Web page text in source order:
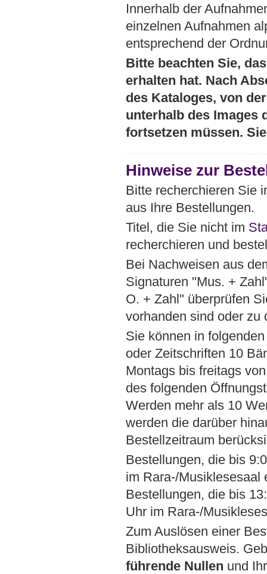
Innerhalb der
einzelnen Aufnahmen
entsprechend der
Bitte beachten Sie,
erhalten hat. Nach
des Kataloges, von
unterhalb des Images
fortsetzen müssen.
Hinweise zur
Bitte recherchieren Sie
aus Ihre Bestellungen.
Titel, die Sie nicht im
recherchieren und
Bei Nachweisen aus
Signaturen "Mus. +
O. + Zahl" überprüfen
vorhanden sind oder zu
Sie können in
oder Zeitschriften 10
Montags bis freitags
des folgenden
Werden mehr als 10
werden die darüber
Bestellzeitraum
Bestellungen, die bis
im Rara-/Musiklesesaal
Bestellungen, die bis
Uhr im Rara-/
Zum Auslösen einer
Bibliotheksausweis.
führende Nullen und